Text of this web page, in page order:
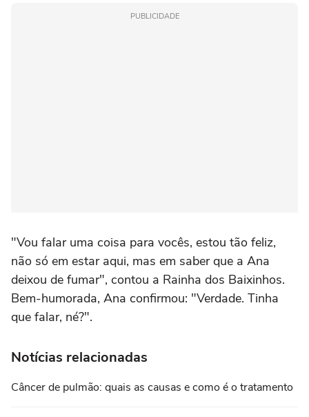
PUBLICIDADE
"Vou falar uma coisa para vocês, estou tão feliz,
não só em estar aqui, mas em saber que a Ana
deixou de fumar", contou a Rainha dos Baixinhos.
Bem-humorada, Ana confirmou: "Verdade. Tinha
que falar, né?".
Notícias relacionadas
Câncer de pulmão: quais as causas e como é o tratamento